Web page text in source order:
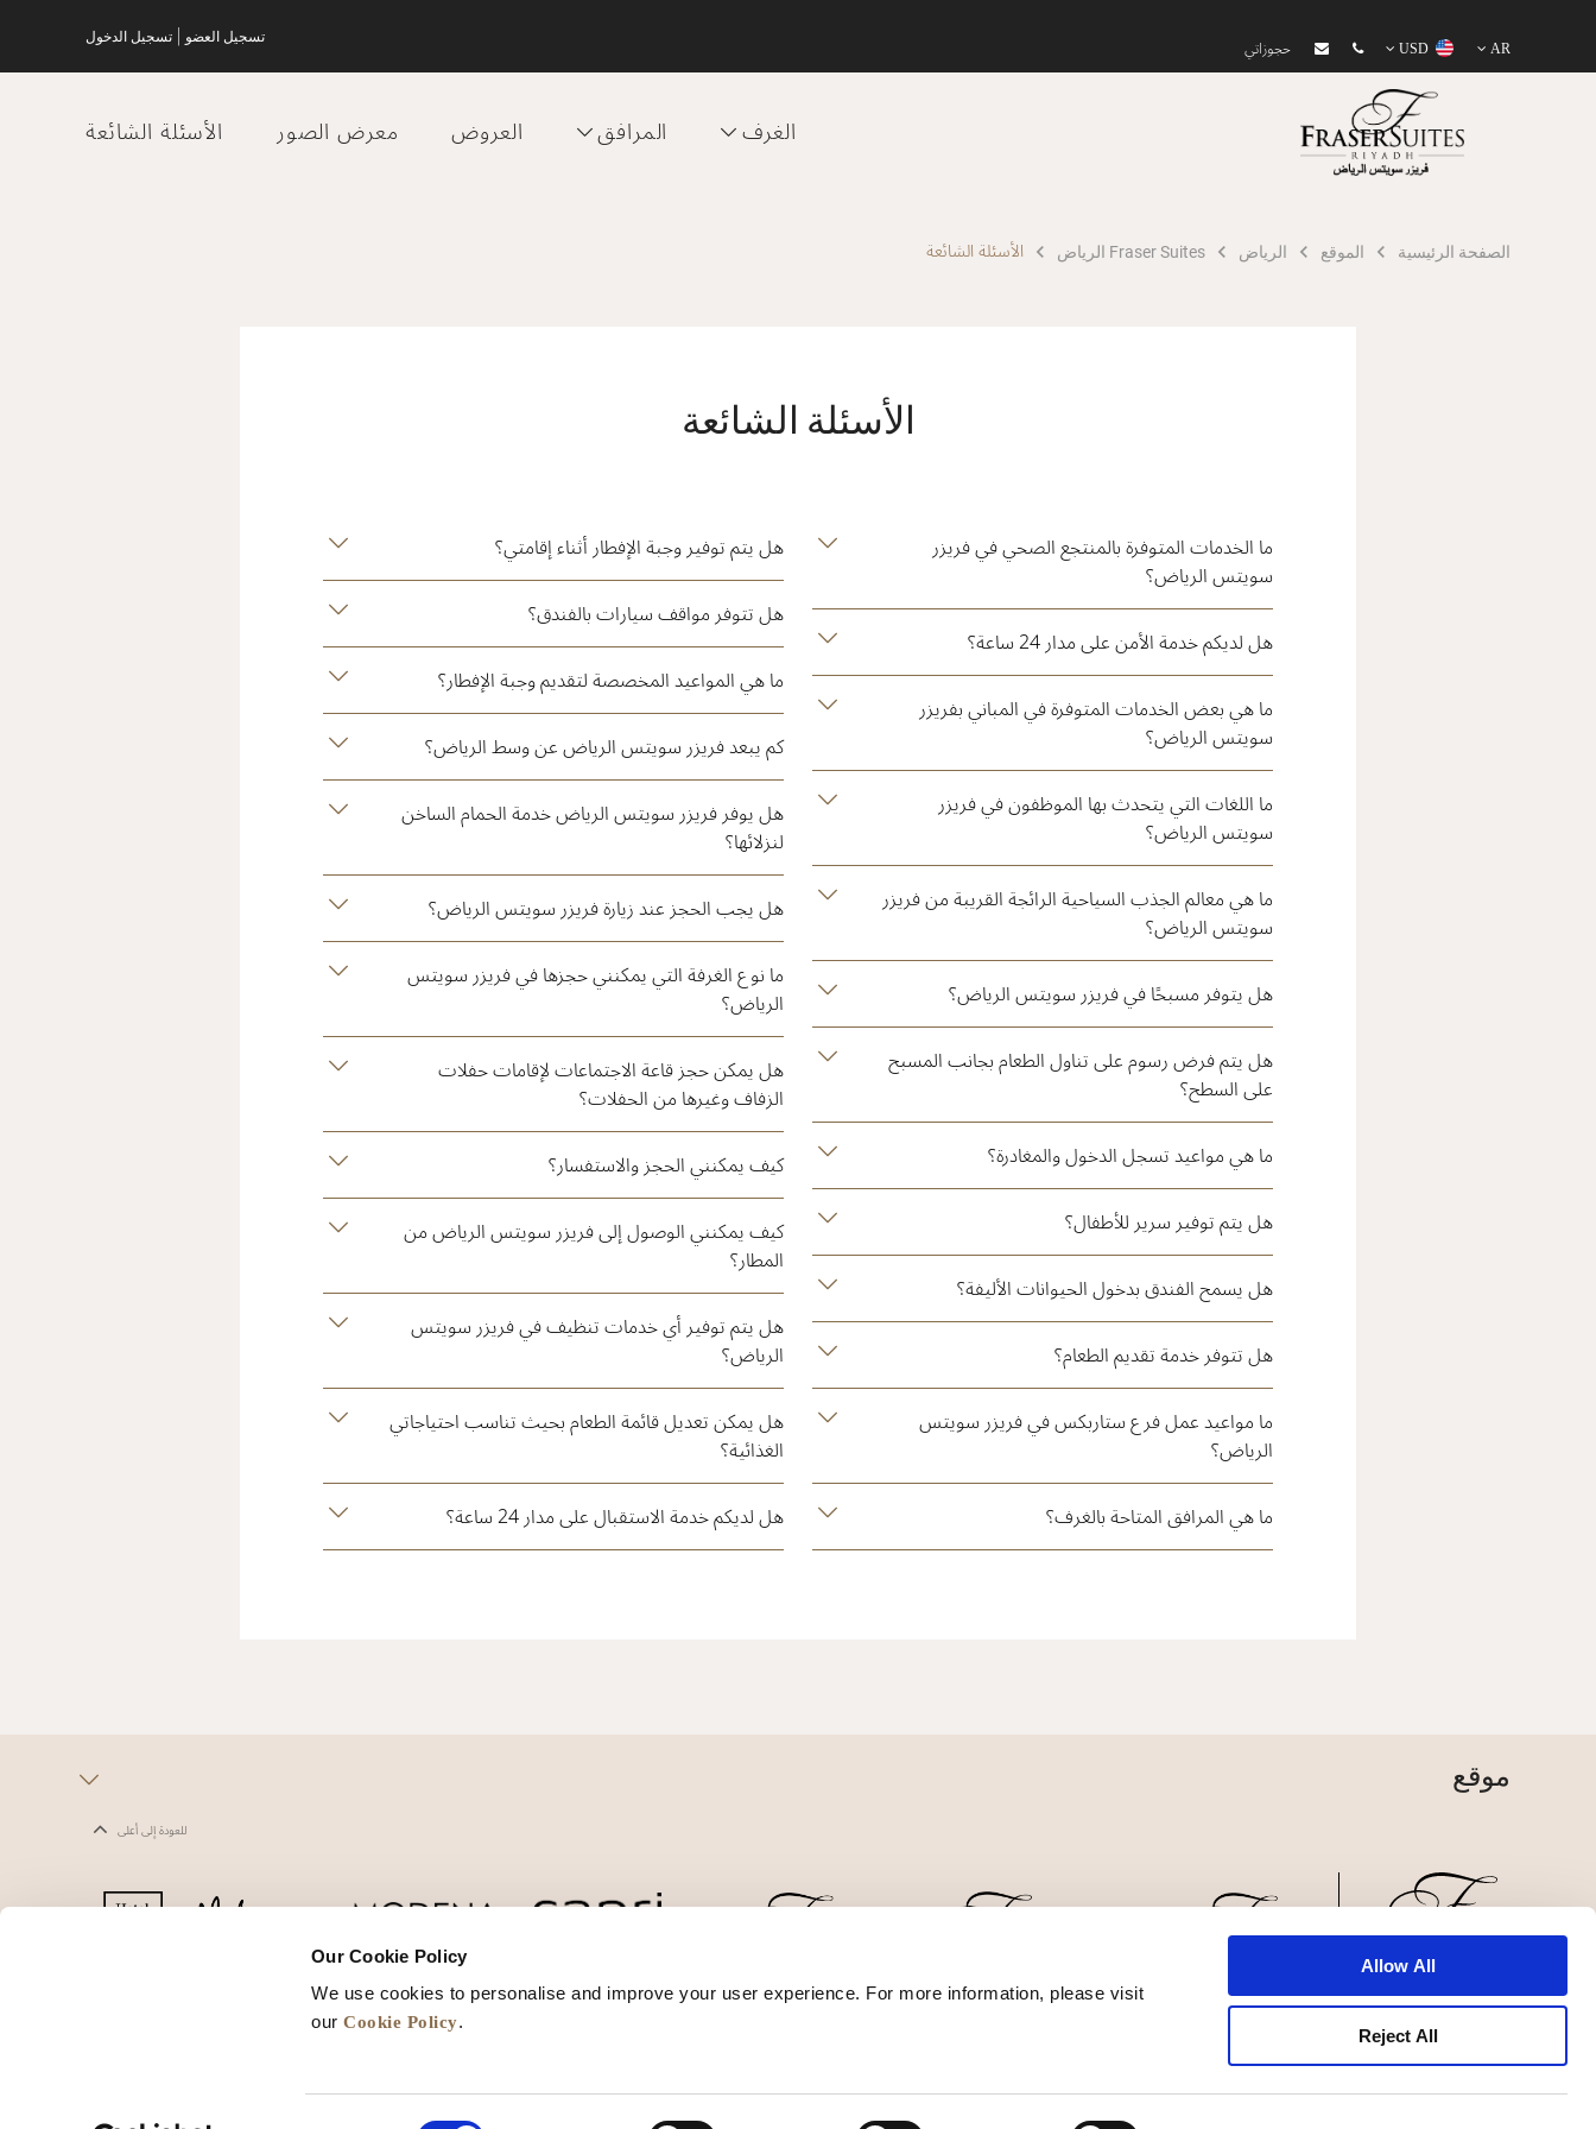
Our Cookie Policy
We use cookies to personalise and improve your user experience. For more information, please visit
ourCookie Policy.
Allow All
Reject All
AR
USD حجوزاتي تسجيل العضو تسجيل الدخول
الغرف المرافق العروض معرض الصور الأسئلة الشائعة
الصفحة الرئيسية الموقع الرياض‎ Fraser Suites الرياض الأسئلة الشائعة
الأسئلة الشائعة
ما الخدمات المتوفرة بالمنتجع الصحي في فريزر
سويتس الرياض؟
هل لديكم خدمة الأمن على مدار 24 ساعة؟
ما هي بعض الخدمات المتوفرة في المباني بفريزر
سويتس الرياض؟
ما اللغات التي يتحدث بها الموظفون في فريزر
سويتس الرياض؟
ما هي معالم الجذب السياحية الرائجة القريبة من فريزر
سويتس الرياض؟
هل يتوفر مسبحًا في فريزر سويتس الرياض؟
هل يتم فرض رسوم على تناول الطعام بجانب المسبح
على السطح؟
ما هي مواعيد تسجل الدخول والمغادرة؟
هل يتم توفير سرير للأطفال؟
هل يسمح الفندق بدخول الحيوانات الأليفة؟
هل تتوفر خدمة تقديم الطعام؟
ما مواعيد عمل فرع ستاربكس في فريزر سويتس
الرياض؟
ما هي المرافق المتاحة بالغرف؟
هل يتم توفير وجبة الإفطار أثناء إقامتي؟
هل تتوفر مواقف سيارات بالفندق؟
ما هي المواعيد المخصصة لتقديم وجبة الإفطار؟
كم يبعد فريزر سويتس الرياض عن وسط الرياض؟
هل يوفر فريزر سويتس الرياض خدمة الحمام الساخن
لنزلائها؟
هل يجب الحجز عند زيارة فريزر سويتس الرياض؟
ما نوع الغرفة التي يمكنني حجزها في فريزر سويتس
الرياض؟
هل يمكن حجز قاعة الاجتماعات لإقامات حفلات
الزفاف وغيرها من الحفلات؟
كيف يمكنني الحجز والاستفسار؟
كيف يمكنني الوصول إلى فريزر سويتس الرياض من
المطار؟
هل يتم توفير أي خدمات تنظيف في فريزر سويتس
الرياض؟
هل يمكن تعديل قائمة الطعام بحيث تناسب احتياجاتي
الغذائية؟
هل لديكم خدمة الاستقبال على مدار 24 ساعة؟
موقع
للعودة إلى أعلى
الأخبار تطوير الأعمال الوظائف إعلان ملفات تعريف الارتباط شروط الاستخدام